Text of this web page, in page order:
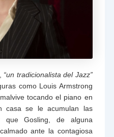
“un tradicionalista del Jazz”
como Louis Armstrong
tocando el piano en
casa se le acumulan las
que Gosling, de alguna
ante la contagiosa